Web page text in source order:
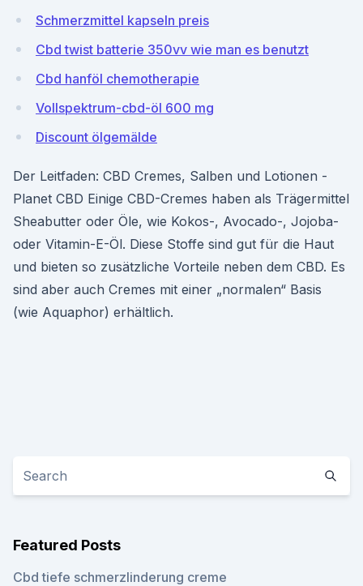
Schmerzmittel kapseln preis
Cbd twist batterie 350vv wie man es benutzt
Cbd hanföl chemotherapie
Vollspektrum-cbd-öl 600 mg
Discount ölgemälde
Der Leitfaden: CBD Cremes, Salben und Lotionen -
Planet CBD Einige CBD-Cremes haben als Trägermittel
Sheabutter oder Öle, wie Kokos-, Avocado-, Jojoba-
oder Vitamin-E-Öl. Diese Stoffe sind gut für die Haut
und bieten so zusätzliche Vorteile neben dem CBD. Es
sind aber auch Cremes mit einer „normalen“ Basis
(wie Aquaphor) erhältlich.
Featured Posts
Cbd tiefe schmerzlinderung creme